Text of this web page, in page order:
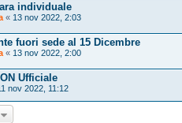
individuale
« 13 nov 2022, 2:03
fuori sede al 15 Dicembre
« 13 nov 2022, 2:00
Ufficiale
nov 2022, 11:12